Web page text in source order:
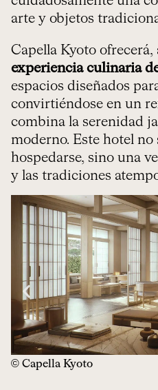
arte y objetos
Capella Kyoto ofrecerá,
experiencia culinaria
espacios diseñados
convirtiéndose en un
combina la serenidad
moderno. Este hotel no
hospedarse, sino una
y las tradiciones
© Capella Kyoto